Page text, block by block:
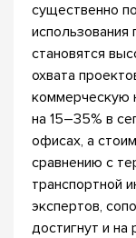
существенно
использования
становятся
охвата
коммерческую
на 15–35% в
офисах, а
сравнению с
транспортной
экспертов,
достигнут и на